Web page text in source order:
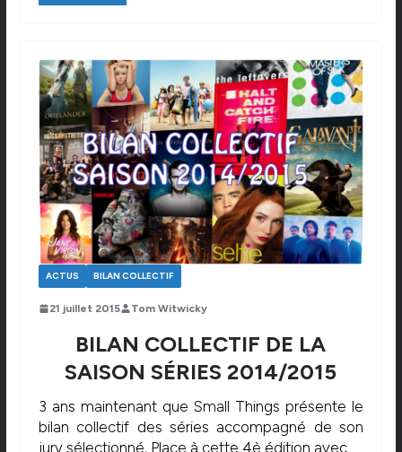
ACTUS BILAN COLLECTIF
21 juillet 2015 Tom Witwicky
BILAN COLLECTIF DE LA
SAISON SÉRIES 2014/2015
3 ans maintenant que Small Things présente le
bilan collectif des séries accompagné de son
jury sélectionné. Place à cette 4è édition avec